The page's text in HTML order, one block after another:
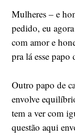
Mulheres – e
pedido, eu
com amor e
pra lá esse papo
Outro papo de
envolve
tem a ver com
questão aqui